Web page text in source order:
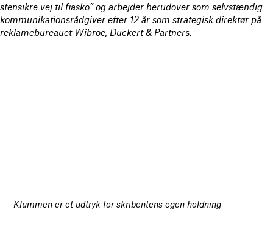
stensikre vej til fiasko” og arbejder herudover som selvstændig
kommunikationsrådgiver efter 12 år som strategisk direktør på
reklamebureauet Wibroe, Duckert & Partners.
Klummen er et udtryk for skribentens egen holdning